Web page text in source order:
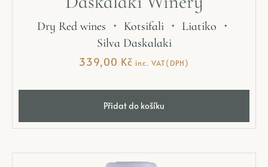
Dry Red wines ・ Kotsifali・ Liatiko ・
Silva Daskalaki
339,00 Kč inc. VAT(DPH)
Přidat do košíku